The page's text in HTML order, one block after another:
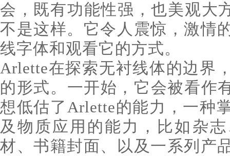
会，既有功能性强，也美观大
不是这样。它令人震惊，激情
线字体和观看它的方式。
Arlette在探索无衬线体的边界
的形式。一开始，它会被看作
想低估了Arlette的能力，一种
及物质应用的能力，比如杂
材、书籍封面、以及一系列产